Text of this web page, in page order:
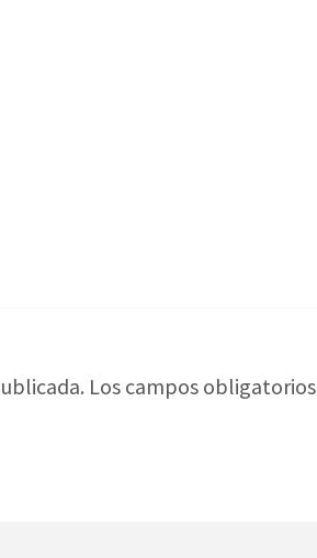
Los campos obligatorios